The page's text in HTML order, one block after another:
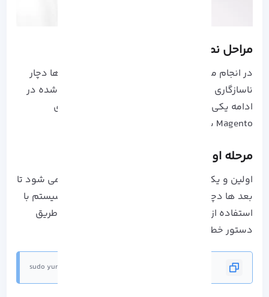
مراحل نصب Magento در CentOS 7
در انجام مراحل نصب Magento دقت کنید تا بعد ها دچار
ناسازگاری و بروز ایرادات نصب نشوید، موارد ذکر شده در
ادامه یکی از بهترین و سریع ترین نحوه نصب های
Magento برای هر کاربر است:
مرحله اول: سیستم را به روز کنید!
اولین و یکی از مهم ترین مراحل نصب که موجب می شود تا
بعد ها دچار ایرادات نصب نشوید، به روز رسانی سیستم با
استفاده از آخرین بسته ها و وصله های امنیتی از طریق
دستور خط زیر می باشد:
sudo yum -y update